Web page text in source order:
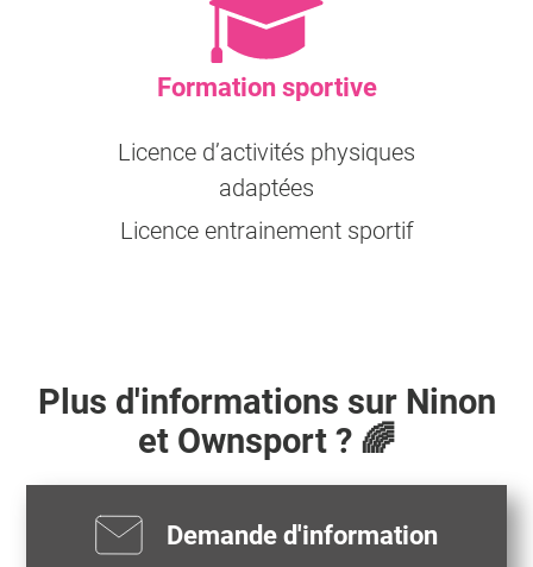
Formation sportive
Licence d’activités physiques
adaptées
Licence entrainement sportif
Plus d'informations sur Ninon
et Ownsport ? 🌈
Demande d'information